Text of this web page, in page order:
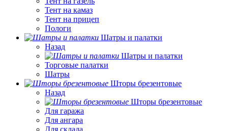
Тент на камаз
Тент на прицеп
Пологи
Шатры и палатки
Назад
Шатры и палатки
Торговые палатки
Шатры
Шторы брезентовые
Назад
Шторы брезентовые
Для гаража
Для ангара
Для склада